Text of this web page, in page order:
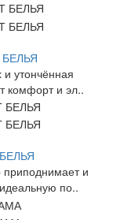
и утончённая
комфорт и эл..
и
по..